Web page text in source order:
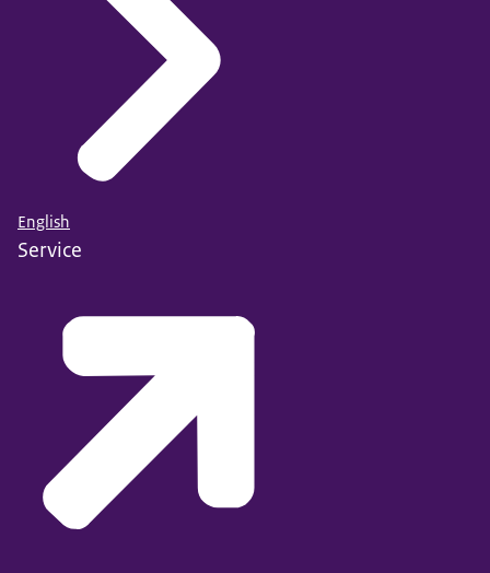
English
Service